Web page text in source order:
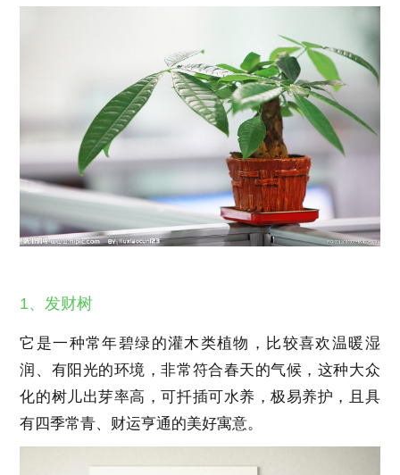
1、发财树
它是一种常年碧绿的灌木类植物，比较喜欢温暖湿
润、有阳光的环境，非常符合春天的气候，这种大众
化的树儿出芽率高，可扦插可水养，极易养护，且具
有四季常青、财运亨通的美好寓意。